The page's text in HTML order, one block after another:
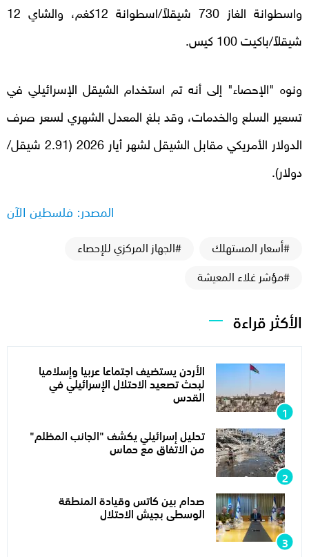
واسطوانة الغاز 730 شيقلاً/اسطوانة 12كغم، والشاي 12
شيقلاً/باكيت 100 كيس.
ونوه "الإحصاء" إلى أنه تم استخدام الشيقل الإسرائيلي في
تسعير السلع والخدمات، وقد بلغ المعدل الشهري لسعر صرف
الدولار الأمريكي مقابل الشيقل لشهر أيار 2026 (2.91 شيقل/
دولار).
المصدر: فلسطين الآن
#أسعار المستهلك
#الجهاز المركزي للإحصاء
#مؤشر غلاء المعيشة
الأكثر قراءة
الأردن يستضيف اجتماعا عربيا وإسلاميا
لبحث تصعيد الاحتلال الإسرائيلي في
القدس
تحليل إسرائيلي يكشف "الجانب المظلم"
من الاتفاق مع حماس
صدام بين كاتس وقيادة المنطقة
الوسطى بجيش الاحتلال